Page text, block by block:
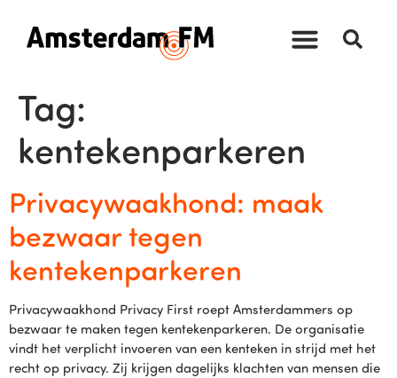
Tag:
kentekenparkeren
Privacywaakhond: maak
bezwaar tegen
kentekenparkeren
Privacywaakhond Privacy First roept Amsterdammers op
bezwaar te maken tegen kentekenparkeren. De organisatie
vindt het verplicht invoeren van een kenteken in strijd met het
recht op privacy. Zij krijgen dagelijks klachten van mensen die